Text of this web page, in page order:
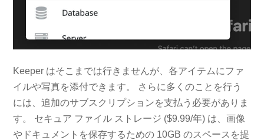
Keeper はそこまでは行きませんが、各アイテムにファ
イルや写真を添付できます。 さらに多くのことを行う
には、追加のサブスクリプションを支払う必要がありま
す。 セキュア ファイル ストレージ ($9.99/年) は、画像
やドキュメントを保存するための 10GB のスペースを提